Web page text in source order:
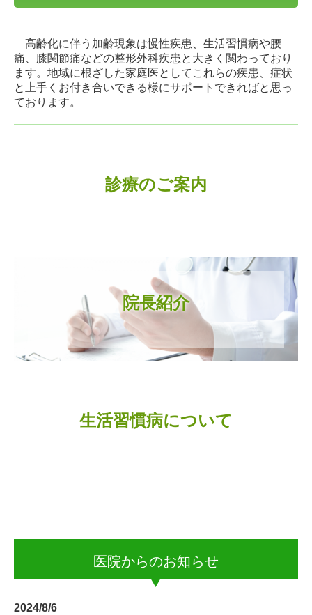
高齢化に伴う加齢現象は慢性疾患、生活習慣病や腰
痛、膝関節痛などの整形外科疾患と大きく関わっており
ます。 地域に根ざした家庭医としてこれらの疾患、症状
と上手くお付き合いできる様にサポートできればと思っ
ております。
診療のご案内
院長紹介
生活習慣病について
医院からのお知らせ
2024/8/6